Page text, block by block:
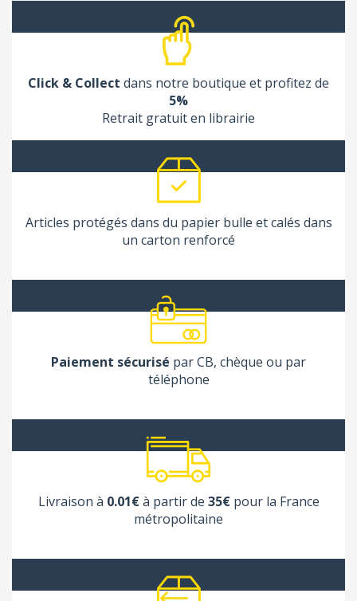
Click & Collect dans notre boutique et profitez de
5%
Retrait gratuit en librairie
Articles protégés dans du papier bulle et calés dans
un carton renforcé
Paiement sécurisé par CB, chèque ou par
téléphone
Livraison à 0.01€à partir de 35€pour la France
métropolitaine